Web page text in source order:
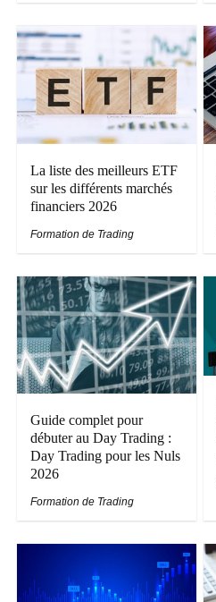
La liste des meilleurs ETF
sur les différents marchés
financiers 2026
Formation de Trading
Guide complet pour
débuter au Day Trading :
Day Trading pour les Nuls
2026
Formation de Trading